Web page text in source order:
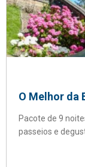
O Melhor da
Pacote de 9
passeios e